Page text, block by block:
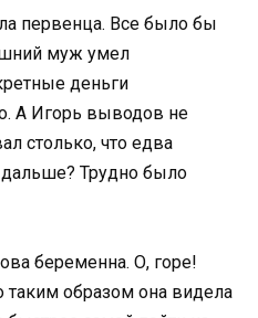
первенца. Все было бы
муж умел
деньги
А Игорь выводов не
столько, что едва
дальше? Трудно было
беременна. О, горе!
таким образом она видела